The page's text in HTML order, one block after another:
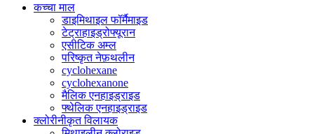
कच्चा माल
डाइमिथाइल फॉर्मैमाइड
टेट्राहाइड्रोफ्यूरान
एसीटिक अम्ल
परिष्कृत नेफ़थलीन
cyclohexane
cyclohexanone
मैलिक एनहाइड्राइड
फ्थेलिक एनहाइड्राइड
क्लोरीनीकृत विलायक